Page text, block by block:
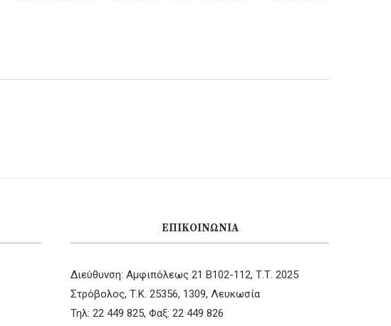
ΕΠΙΚΟΙΝΩΝΊΑ
Διεύθυνση: Αμφιπόλεως 21 B102-112, Τ.Τ. 2025
Στρόβολος, Τ.Κ. 25356, 1309, Λευκωσία
Τηλ: 22 449 825, Φαξ: 22 449 826